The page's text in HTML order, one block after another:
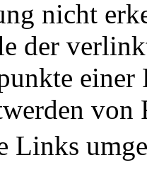
nicht
der
einer
von
Links